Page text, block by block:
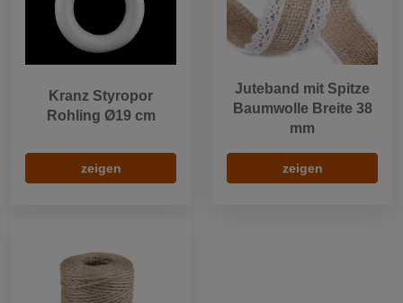
Kranz Styropor
Rohling Ø19 cm
zeigen
Juteband mit Spitze
Baumwolle Breite 38
mm
zeigen